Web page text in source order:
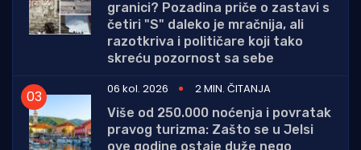
granici? Pozadina priče o zastavi s
četiri "S" daleko je mračnija, ali
razotkriva i političare koji tako
skreću pozornost sa sebe
06 kol. 2026
2 MIN. ČITANJA
Više od 250.000 noćenja i povratak
pravog turizma: Zašto se u Jelsi
ove godine ostaje duže nego